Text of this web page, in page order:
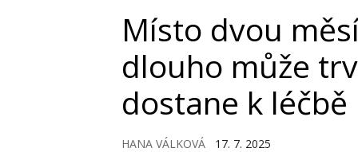
Místo dvou
dlouho může
dostane k
HANA VÁLKOVÁ 17. 7. 2025